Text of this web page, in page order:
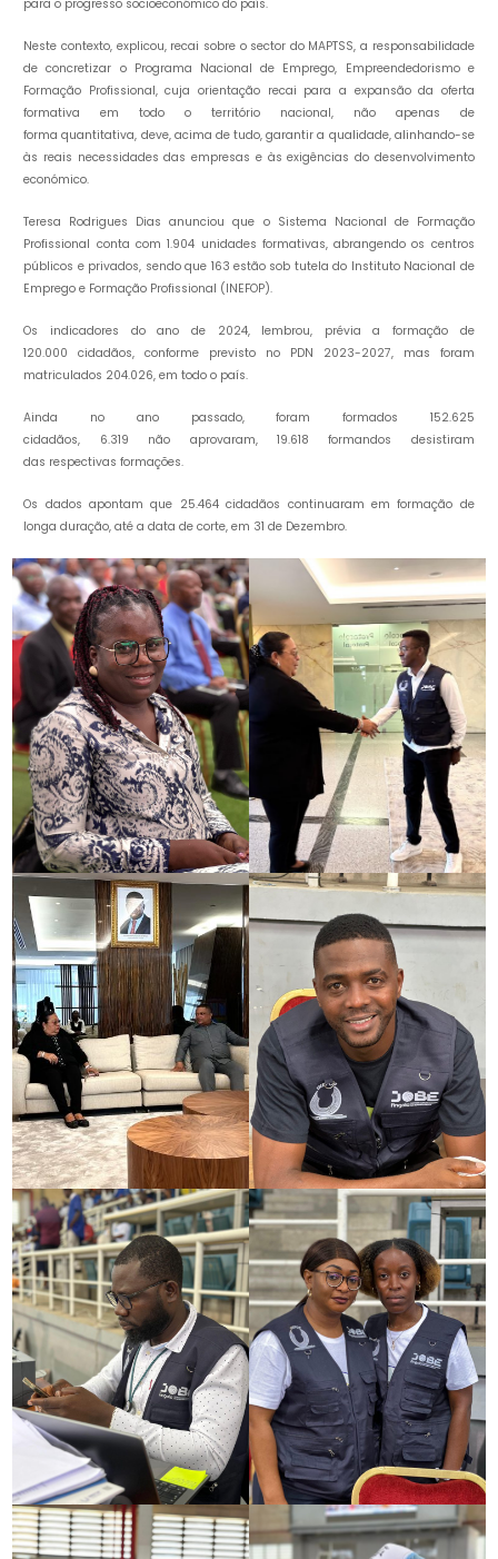
para o progresso socioeconómico do país.
Neste contexto, explicou, recai sobre o sector do MAPTSS, a responsabilidade
de concretizar o Programa Nacional de Emprego, Empreendedorismo e
Formação Profissional, cuja orientação recai para a expansão da oferta
formativa em todo o território nacional, não apenas de
forma quantitativa, deve, acima de tudo, garantir a qualidade, alinhando-se
às reais necessidades das empresas e às exigências do desenvolvimento
económico.
Teresa Rodrigues Dias anunciou que o Sistema Nacional de Formação
Profissional conta com 1.904 unidades formativas, abrangendo os centros
públicos e privados, sendo que 163 estão sob tutela do Instituto Nacional de
Emprego e Formação Profissional (INEFOP).
Os indicadores do ano de 2024, lembrou, prévia a formação de
120.000 cidadãos, conforme previsto no PDN 2023-2027, mas foram
matriculados 204.026, em todo o país.
Ainda no ano passado, foram formados 152.625
cidadãos, 6.319 não aprovaram, 19.618 formandos desistiram
das respectivas formações.
Os dados apontam que 25.464 cidadãos continuaram em formação de
longa duração, até a data de corte, em 31 de Dezembro.